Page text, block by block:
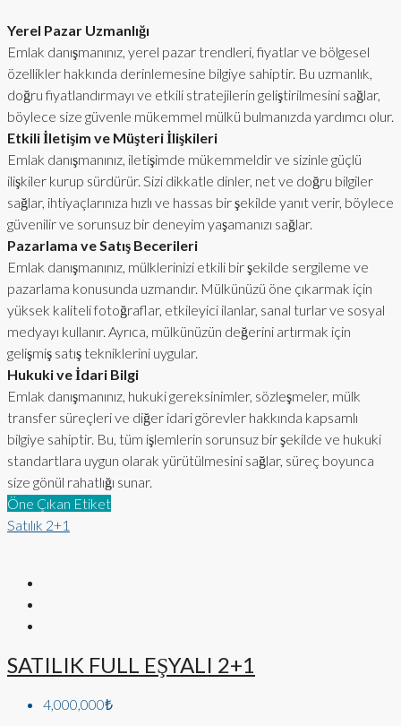
Yerel Pazar Uzmanlığı
Emlak danışmanınız, yerel pazar trendleri, fiyatlar ve bölgesel
özellikler hakkında derinlemesine bilgiye sahiptir. Bu uzmanlık,
doğru fiyatlandırmayı ve etkili stratejilerin geliştirilmesini sağlar,
böylece size güvenle mükemmel mülkü bulmanızda yardımcı olur.
Etkili İletişim ve Müşteri İlişkileri
Emlak danışmanınız, iletişimde mükemmeldir ve sizinle güçlü
ilişkiler kurup sürdürür. Sizi dikkatle dinler, net ve doğru bilgiler
sağlar, ihtiyaçlarınıza hızlı ve hassas bir şekilde yanıt verir, böylece
güvenilir ve sorunsuz bir deneyim yaşamanızı sağlar.
Pazarlama ve Satış Becerileri
Emlak danışmanınız, mülklerinizi etkili bir şekilde sergileme ve
pazarlama konusunda uzmandır. Mülkünüzü öne çıkarmak için
yüksek kaliteli fotoğraflar, etkileyici ilanlar, sanal turlar ve sosyal
medyayı kullanır. Ayrıca, mülkünüzün değerini artırmak için
gelişmiş satış tekniklerini uygular.
Hukuki ve İdari Bilgi
Emlak danışmanınız, hukuki gereksinimler, sözleşmeler, mülk
transfer süreçleri ve diğer idari görevler hakkında kapsamlı
bilgiye sahiptir. Bu, tüm işlemlerin sorunsuz bir şekilde ve hukuki
standartlara uygun olarak yürütülmesini sağlar, süreç boyunca
size gönül rahatlığı sunar.
Öne Çıkan Etiket
Satılık 2+1
SATILIK FULL EŞYALI 2+1
4,000,000₺